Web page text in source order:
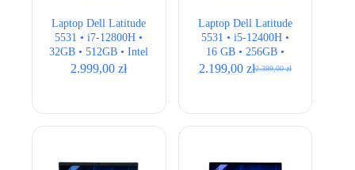
Laptop Dell Latitude
5531 • i7-12800H •
32GB • 512GB • Intel
UHD Graphics •
2.999,00zł
Laptop Dell Latitude
5531 • i5-12400H •
16 GB • 256GB •
Intel Iris Xe • 15,6″
2.399,00zł
Pierwotna
2.399,00 zł.
2.199,00 zł
Aktualna
2.199,00 zł.